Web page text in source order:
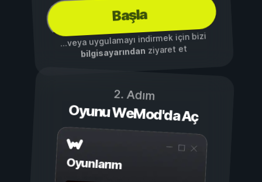
Başla
...veya uygulamayı indirmek için bizi
bilgisayarından ziyaret et
2. Adım
Oyunu WeMod'da Aç
Oyunlarım